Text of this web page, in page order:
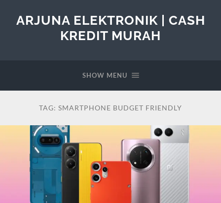
ARJUNA ELEKTRONIK | CASH
KREDIT MURAH
SHOW MENU
TAG: SMARTPHONE BUDGET FRIENDLY